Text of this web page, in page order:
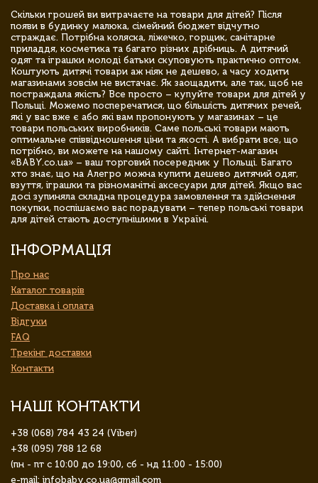
Скільки грошей ви витрачаєте на товари для дітей? Після
появи в будинку малюка, сімейний бюджет відчутно
страждає. Потрібна коляска, ліжечко, горщик, санітарне
приладдя, косметика та багато різних дрібниць. А дитячий
одяг та іграшки молоді батьки скуповують практично оптом.
Коштують дитячі товари аж ніяк не дешево, а часу ходити
магазинами зовсім не вистачає. Як заощадити, але так, щоб не
постраждала якість? Все просто – купуйте товари для дітей у
Польщі. Можемо посперечатися, що більшість дитячих речей,
які у вас вже є або які вам пропонують у магазинах – це
товари польських виробників. Саме польські товари мають
оптимальне співвідношення ціни та якості. А вибрати все, що
потрібно, ви можете на нашому сайті. Інтернет-магазин
«BABY.co.ua» – ваш торговий посередник у Польщі. Багато
хто знає, що на Алегро можна купити дешево дитячий одяг,
взуття, іграшки та різноманітні аксесуари для дітей. Якщо вас
досі зупиняла складна процедура замовлення та здійснення
покупки, поспішаємо вас порадувати – тепер польські товари
для дітей стають доступнішими в Україні.
ІНФОРМАЦІЯ
Про нас
Каталог товарів
Доставка і оплата
Відгуки
FAQ
Трекінг доставки
Контакти
НАШІ КОНТАКТИ
+38 (068) 784 43 24 (Viber)
+38 (095) 788 12 68
(пн - пт с 10:00 до 19:00, сб - нд 11:00 - 15:00)
e-mail: infobaby.co.ua@gmail.com